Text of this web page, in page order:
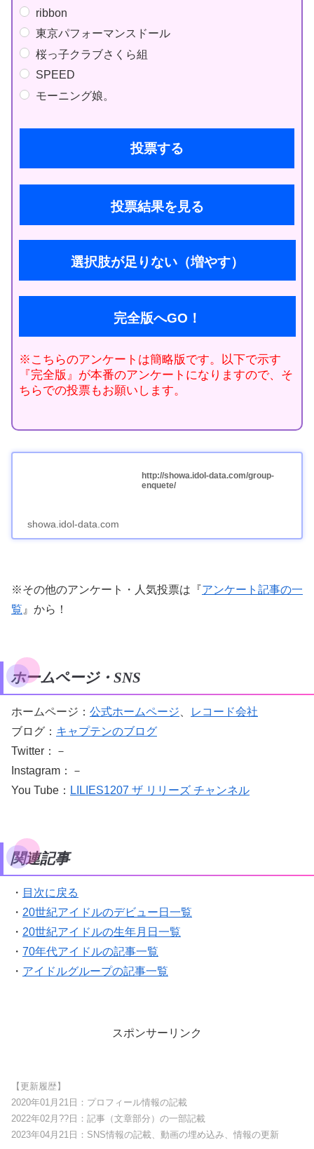
ribbon
東京パフォーマンスドール
桜っ子クラブさくら組
SPEED
モーニング娘。
投票結果を見る
選択肢が足りない（増やす）
完全版へGO！
※こちらのアンケートは簡略版です。以下で示す
『完全版』が本番のアンケートになりますので、そ
ちらでの投票もお願いします。
http://showa.idol-data.com/group-
enquete/
showa.idol-data.com
※その他のアンケート・人気投票は『アンケート記事の一
覧 』から！
ホームページ・SNS
ホームページ： 公式ホームページ
レコード会社
ブログ： キャプテンのブログ
Twitter：－
Instagram：－
You Tube： LILIES1207 ザ リリーズ チャンネル
関連記事
・ 目次に戻る
・ 20世紀アイドルのデビュー日一覧
・ 20世紀アイドルの生年月日一覧
・ 70年代アイドルの記事一覧
・ アイドルグループの記事一覧
スポンサーリンク
【更新履歴】
2020年01月21日：プロフィール情報の記載
2022年02月??日：記事（文章部分）の一部記載
2023年04月21日：SNS情報の記載、動画の埋め込み、情報の更新